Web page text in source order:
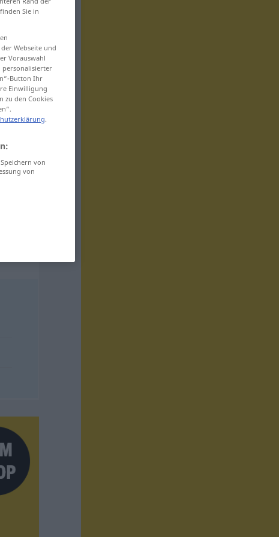
Sie in
Webseite und
Vorauswahl
personalisierter
Button Ihr
Einwilligung
zu den Cookies
.
von
von